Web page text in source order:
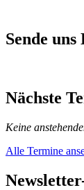
Sende uns
Nächste
Keine
Alle Termine